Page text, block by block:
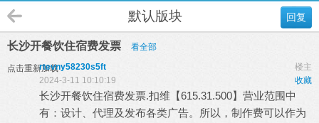
回复
默认版块
长沙开餐饮住宿费发票 看全部
点击重新加载 楼主
rtevny58230s5ft
收藏
2024-3-11 10:10:19
长沙开餐饮住宿费发票.扣维【615.31.500】营业范围中
有：设计、代理及发布各类广告。所以，制作费可以作为